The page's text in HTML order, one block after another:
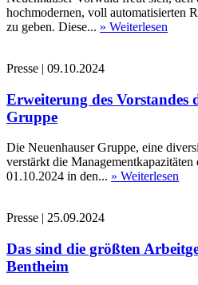
hochmodernen, voll automatisierten
zu geben. Diese... » Weiterlesen
Presse | 09.10.2024
Erweiterung des Vorstandes
Gruppe
Die Neuenhauser Gruppe, eine
verstärkt die
01.10.2024 in den... » Weiterlesen
Presse | 25.09.2024
Das sind die größten
Bentheim